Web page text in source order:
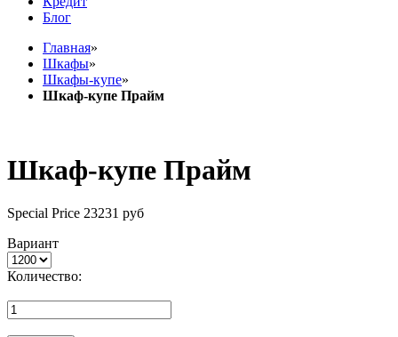
Блог
Главная»
Шкафы»
Шкафы-купе»
Шкаф-купе Прайм
Шкаф-купе Прайм
Special Price 23231 руб
Вариант
Количество: